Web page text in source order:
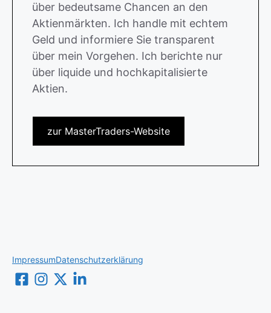
über bedeutsame Chancen an den
Aktienmärkten. Ich handle mit echtem
Geld und informiere Sie transparent
über mein Vorgehen. Ich berichte nur
über liquide und hochkapitalisierte
Aktien.
zur MasterTraders-Website
ImpressumDatenschutzerklärung